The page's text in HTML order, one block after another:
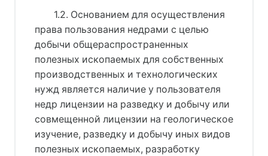
1.2. Основанием для осуществления
права пользования недрами с целью
добычи общераспространенных
полезных ископаемых для собственных
производственных и технологических
нужд является наличие у пользователя
недр лицензии на разведку и добычу или
совмещенной лицензии на геологическое
изучение, разведку и добычу иных видов
полезных ископаемых, разработку